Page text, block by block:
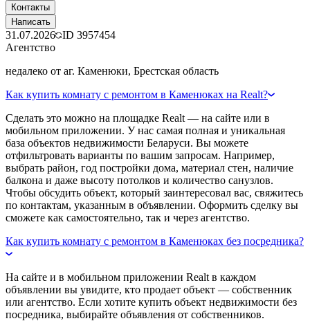
Контакты
Написать
31.07.2026 ID 3957454
Агентство
недалеко от аг. Каменюки, Брестская область
Как купить комнату с ремонтом в Каменюках на Realt?
Сделать это можно на площадке Realt — на сайте или в
мобильном приложении. У нас самая полная и уникальная
база объектов недвижимости Беларуси. Вы можете
отфильтровать варианты по вашим запросам. Например,
выбрать район, год постройки дома, материал стен, наличие
балкона и даже высоту потолков и количество санузлов.
Чтобы обсудить объект, который заинтересовал вас, свяжитесь
по контактам, указанным в объявлении. Оформить сделку вы
сможете как самостоятельно, так и через агентство.
Как купить комнату с ремонтом в Каменюках без посредника?
На сайте и в мобильном приложении Realt в каждом
объявлении вы увидите, кто продает объект — собственник
или агентство. Если хотите купить объект недвижимости без
посредника, выбирайте объявления от собственников.